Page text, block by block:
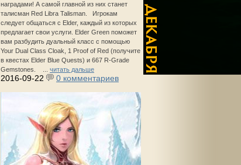
наградами! А самой главной из них станет
талисман Red Libra Talisman. Игрокам
следует общаться с Elder, каждый из которых
предлагает свои услуги. Elder Green поможет
вам разбудить дуальный класс с помощью
Your Dual Class Cloak, 1 Proof of Red (получите
в квестах Elder Blue Quests) и 667 R-Grade
Gemstones. ... читать дальше
2016-09-22 0 комментариев